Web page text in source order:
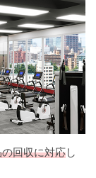
回収に対応し